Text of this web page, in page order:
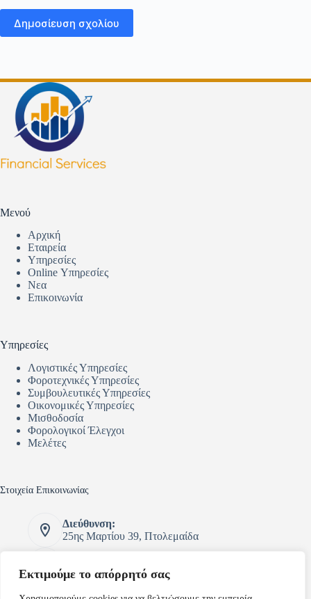
Εκτιμούμε το απόρρητό σας
Δημοσίευση σχολίου
Μενού
Αρχική
Εταιρεία
Υπηρεσίες
Online Υπηρεσίες
Νεα
Επικοινωνία
Υπηρεσίες
Λογιστικές Υπηρεσίες
Φοροτεχνικές Υπηρεσίες
Συμβουλευτικές Υπηρεσίες
Οικονομικές Υπηρεσίες
Μισθοδοσία
Φορολογικοί Έλεγχοι
Μελέτες
Στοιχεία Επικοινωνίας
Διεύθυνση:
25ης Μαρτίου 39, Πτολεμαίδα
2463054069 - 6973051875
Email: